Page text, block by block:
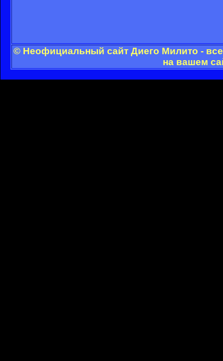
© Неофициальный сайт Диего Милито -
на вашем